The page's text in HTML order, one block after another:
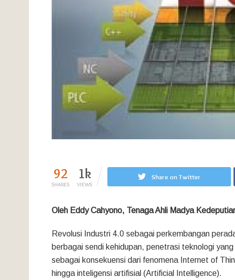
92
SHARES
1k
VIEWS
Share on Twitter
Oleh Eddy Cahyono, Tenaga Ahli Madya
Revolusi Industri 4.0 sebagai perkembangan
berbagai sendi kehidupan, penetrasi teknologi
sebagai konsekuensi dari fenomena Internet of
hingga inteligensi artifisial (Artificial Intelligence).